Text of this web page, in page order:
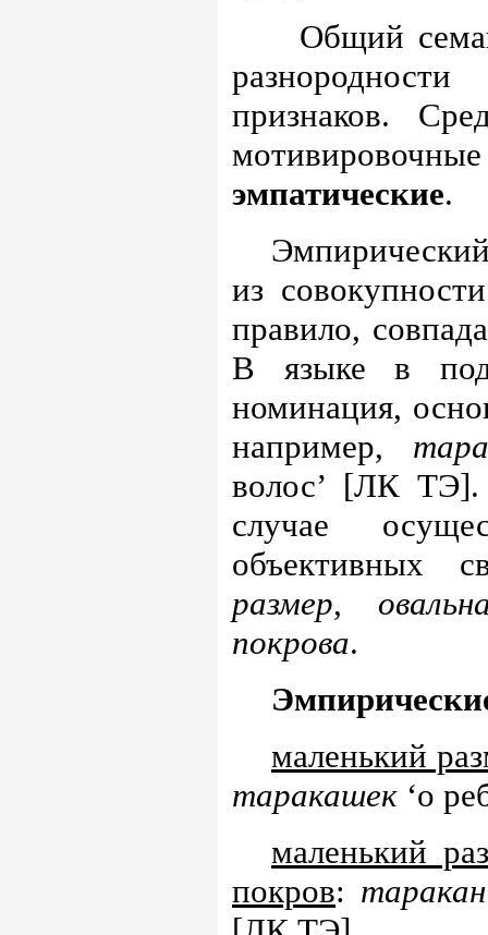
Общий
признаков.
эмпатические.
из
правило,
В языке в
номинация,
например,
волос’ [ЛК ТЭ].
случае
объективных
размер,
покрова.
маленький
таракашек ‘о
маленький
покров: таракан